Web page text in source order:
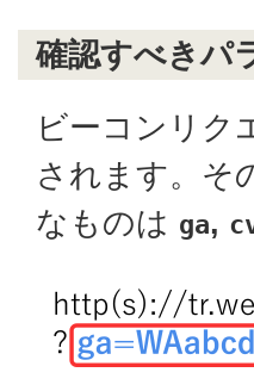
確認すべきパ
ビーコンリク
されます。そ
なものは ga,